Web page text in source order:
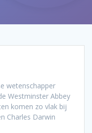
wetenschapper
Westminster Abbey
komen zo vlak bij
Charles Darwin